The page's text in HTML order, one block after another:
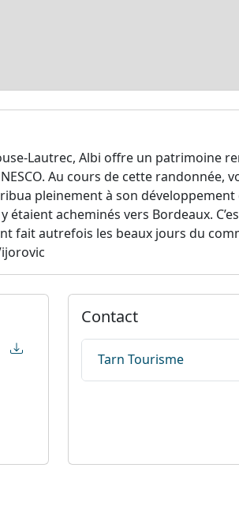
Lautrec, Albi offre un patrimoine
Au cours de cette
pleinement à son développement
étaient acheminés vers Bordeaux.
fait autrefois les beaux jours du
Contact
Tarn Tourisme